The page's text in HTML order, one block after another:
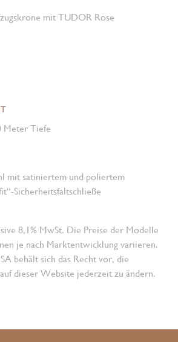
mit TUDOR Rose
Meter Tiefe
mit satiniertem und poliertem
Sicherheitsfaltschließe
8,1% MwSt. Die Preise der Modelle
je nach Marktentwicklung variieren.
behält sich das Recht vor, die
dieser Website jederzeit zu ändern.